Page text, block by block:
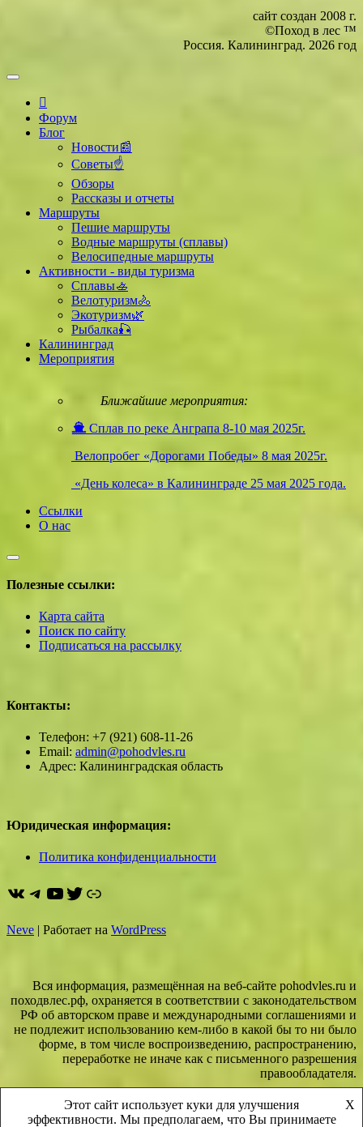
сайт создан 2008 г.
©Поход в лес ™
Россия. Калининград. 2026 год
Форум
Блог
Новости📰
Советы☝
Обзоры
Рассказы и отчеты
Маршруты
Пешие маршруты
Водные маршруты (сплавы)
Велосипедные маршруты
Активности - виды туризма
Сплавы🚣
Велотуризм🚴
Экотуризм🌿
Рыбалка🎣
Калининград
Мероприятия
Ближайшие мероприятия:
Сплав по реке Анграпа 8-10 мая 2025г.
Велопробег «Дорогами Победы» 8 мая 2025г.
«День колеса» в Калининграде 25 мая 2025 года.
Ссылки
О нас
Полезные ссылки:
Карта сайта
Поиск по сайту
Подписаться на рассылку
Контакты:
Телефон: +7 (921) 608-11-26
Email: admin@pohodvles.ru
Адрес: Калининградская область
Юридическая информация:
Политика конфиденциальности
ВКонтакте
Telegram
YouTube
Twitter
https://dzen.ru/pohodvles
Neve | Работает на WordPress
Вся информация, размещённая на веб-сайте pohodvles.ru и
походвлес.рф, охраняется в соответствии с законодательством
РФ об авторском праве и международными соглашениями и
не подлежит использованию кем-либо в какой бы то ни было
форме, в том числе воспроизведению, распространению,
переработке не иначе как с письменного разрешения
правообладателя.
сайт создан 2008 г.
Этот сайт использует куки для улучшения
эффективности. Мы предполагаем, что Вы принимаете
X